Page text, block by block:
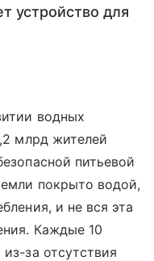
устройство для
водных
млрд жителей
питьевой
покрыто водой,
и не вся эта
Каждые 10
за отсутствия